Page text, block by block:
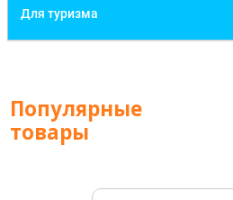
Для туризма
Популярные
товары